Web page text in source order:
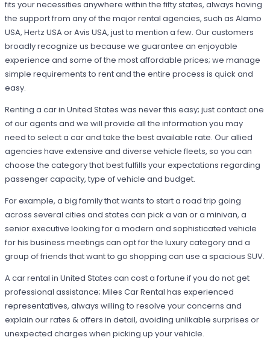
fits your necessities anywhere within the fifty states, always having
the support from any of the major rental agencies, such as Alamo
USA, Hertz USA or Avis USA, just to mention a few. Our customers
broadly recognize us because we guarantee an enjoyable
experience and some of the most affordable prices; we manage
simple requirements to rent and the entire process is quick and
easy.
Renting a car in United States was never this easy; just contact one
of our agents and we will provide all the information you may
need to select a car and take the best available rate. Our allied
agencies have extensive and diverse vehicle fleets, so you can
choose the category that best fulfills your expectations regarding
passenger capacity, type of vehicle and budget.
For example, a big family that wants to start a road trip going
across several cities and states can pick a van or a minivan, a
senior executive looking for a modern and sophisticated vehicle
for his business meetings can opt for the luxury category and a
group of friends that want to go shopping can use a spacious SUV.
A car rental in United States can cost a fortune if you do not get
professional assistance; Miles Car Rental has experienced
representatives, always willing to resolve your concerns and
explain our rates & offers in detail, avoiding unlikable surprises or
unexpected charges when picking up your vehicle.